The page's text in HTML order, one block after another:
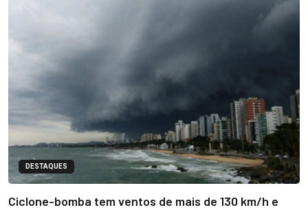
DESTAQUES
Ciclone-bomba tem ventos de mais de 130 km/h e